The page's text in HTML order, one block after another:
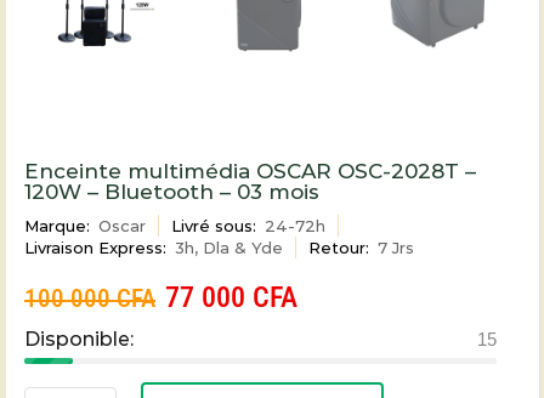
Enceinte multimédia OSCAR OSC-2028T –
120W – Bluetooth – 03 mois
Marque: Oscar Livré sous: 24-72h
Livraison Express: 3h, Dla & Yde Retour: 7 Jrs
100 000CFA 77 000 CFA
Disponible: 15